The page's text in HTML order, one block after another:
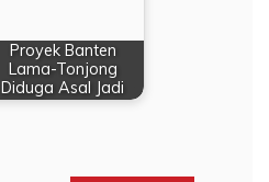
Proyek Banten
Lama-Tonjong
Diduga Asal Jadi